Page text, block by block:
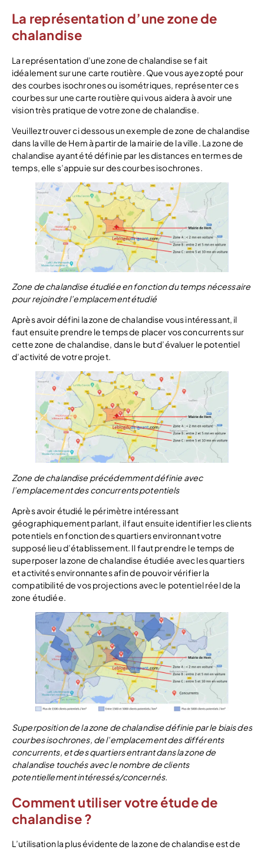
La représentation d’une zone de
chalandise
La représentation d’une zone de chalandise se fait
idéalement sur une carte routière. Que vous ayez opté pour
des courbes isochrones ou isométriques, représenter ces
courbes sur une carte routière qui vous aidera à avoir une
vision très pratique de votre zone de chalandise.
Veuillez trouver ci dessous un exemple de zone de chalandise
dans la ville de Hem à partir de la mairie de la ville. La zone de
chalandise ayant été définie par les distances en termes de
temps, elle s’appuie sur des courbes isochrones.
Zone de chalandise étudiée en fonction du temps nécessaire
pour rejoindre l’emplacement étudié
Après avoir défini la zone de chalandise vous intéressant, il
faut ensuite prendre le temps de placer vos concurrents sur
cette zone de chalandise, dans le but d’évaluer le potentiel
d’activité de votre projet.
Zone de chalandise précédemment définie avec
l’emplacement des concurrents potentiels
Après avoir étudié le périmètre intéressant
géographiquement parlant, il faut ensuite identifier les clients
potentiels en fonction des quartiers environnant votre
supposé lieu d’établissement. Il faut prendre le temps de
superposer la zone de chalandise étudiée avec les quartiers
et activités environnantes afin de pouvoir vérifier la
compatibilité de vos projections avec le potentiel réel de la
zone étudiée.
Superposition de la zone de chalandise définie par le biais des
courbes isochrones, de l’emplacement des différents
concurrents, et des quartiers entrant dans la zone de
chalandise touchés avec le nombre de clients
potentiellement intéressés/concernés.
Comment utiliser votre étude de
chalandise ?
L’utilisation la plus évidente de la zone de chalandise est de